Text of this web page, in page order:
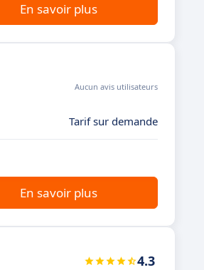
En savoir plus
Aucun avis utilisateurs
Tarif sur demande
En savoir plus
4.3